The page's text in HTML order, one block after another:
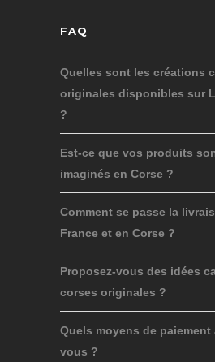
FAQ
Quelles sont les créations
originales disponibles sur
?
Est-ce que vos produits
imaginés en Corse ?
Comment se passe la
France et en Corse ?
Proposez-vous des idées
corses originales ?
Quels moyens de paiement
vous ?